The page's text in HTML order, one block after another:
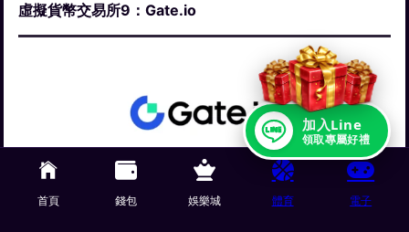
虛擬貨幣交易所9：Gate.io
全球虚拟货币交易所9 – Gate.io
首頁 錢包 娛樂城 體育 電子
加入Line
領取專屬好禮